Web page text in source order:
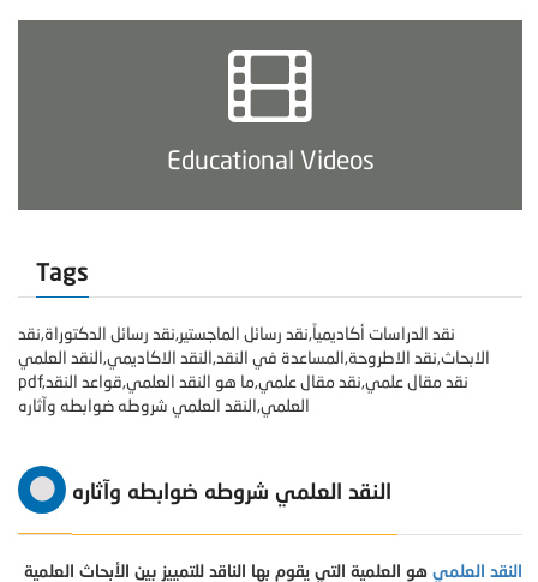
Educational Videos
Tags
نقد الدراسات أكاديمياً,نقد رسائل الماجستير,نقد رسائل الدكتوراة,نقد
الابحاث,نقد الاطروحة,المساعدة في النقد,النقد الاكاديمي,النقد العلمي
pdf,نقد مقال علمي,نقد مقال علمي,ما هو النقد العلمي,قواعد النقد
العلمي,النقد العلمي شروطه ضوابطه وآثاره
النقد العلمي شروطه ضوابطه وآثاره
النقد العلمي هو العلمية التي يقوم بها الناقد للتمييز بين الأبحاث العلمية